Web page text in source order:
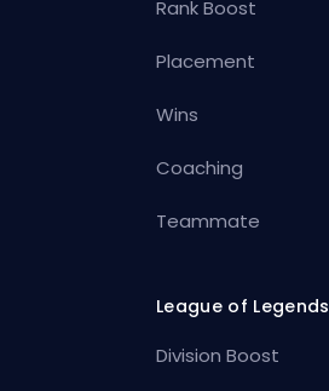
Rank Boost
Placement
Wins
Coaching
Teammate
League of Legends
Division Boost